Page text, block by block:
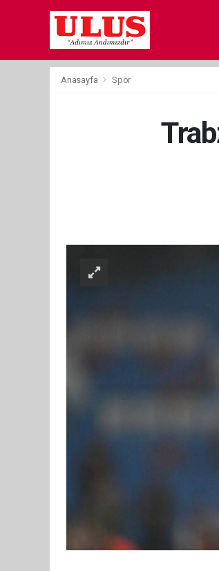
Anasayfa Spor